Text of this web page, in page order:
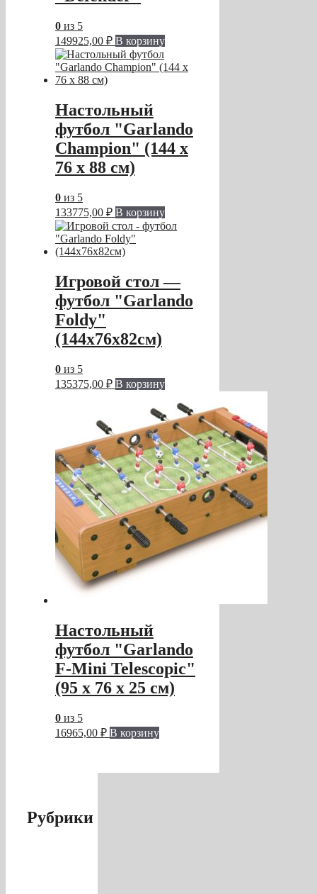
0 из 5
149925,00 ₽ В корзину
Настольный
футбол "Garlando
Champion" (144 x
76 x 88 см)
0 из 5
133775,00 ₽ В корзину
Игровой стол —
футбол "Garlando
Foldy"
(144x76x82см)
0 из 5
135375,00 ₽ В корзину
Настольный
футбол "Garlando
F-Mini Telescopic"
(95 x 76 x 25 см)
0 из 5
16965,00 ₽ В корзину
Рубрики